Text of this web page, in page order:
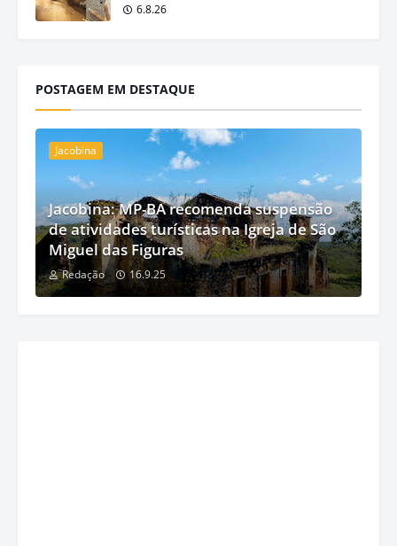
6.8.26
POSTAGEM EM DESTAQUE
Jacobina
Jacobina: MP-BA recomenda suspensão
de atividades turísticas na Igreja de São
Miguel das Figuras
Redação 16.9.25